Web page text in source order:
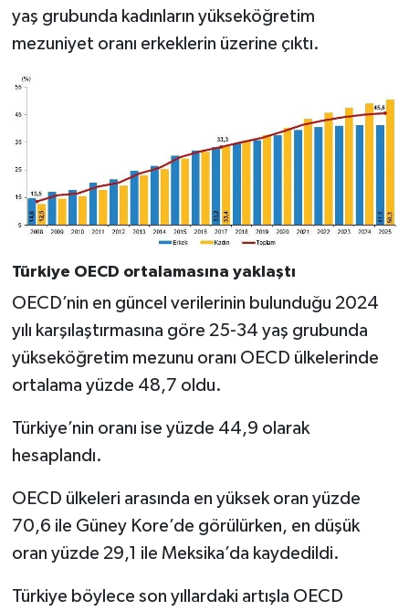
yaş grubunda kadınların yükseköğretim
mezuniyet oranı erkeklerin üzerine çıktı.
Türkiye OECD ortalamasına yaklaştı
OECD’nin en güncel verilerinin bulunduğu 2024
yılı karşılaştırmasına göre 25-34 yaş grubunda
yükseköğretim mezunu oranı OECD ülkelerinde
ortalama yüzde 48,7 oldu.
Türkiye’nin oranı ise yüzde 44,9 olarak
hesaplandı.
OECD ülkeleri arasında en yüksek oran yüzde
70,6 ile Güney Kore’de görülürken, en düşük
oran yüzde 29,1 ile Meksika’da kaydedildi.
Türkiye böylece son yıllardaki artışla OECD